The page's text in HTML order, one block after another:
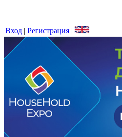
Вход | Регистрация |